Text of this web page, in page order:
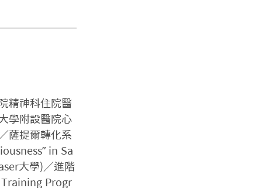
精神科住院醫
學附設醫院心
薩提爾轉化系
in Sa
大學)／進階
Progr